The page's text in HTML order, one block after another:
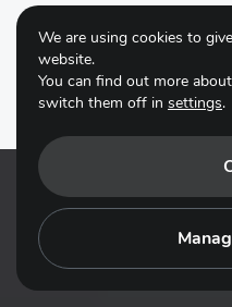
We are using cookies to
website.
You can find out more
switch them off in settings.